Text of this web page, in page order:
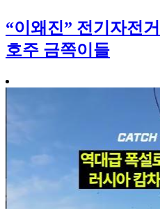
“이왜진” 전기자전
호주 금쪽이들